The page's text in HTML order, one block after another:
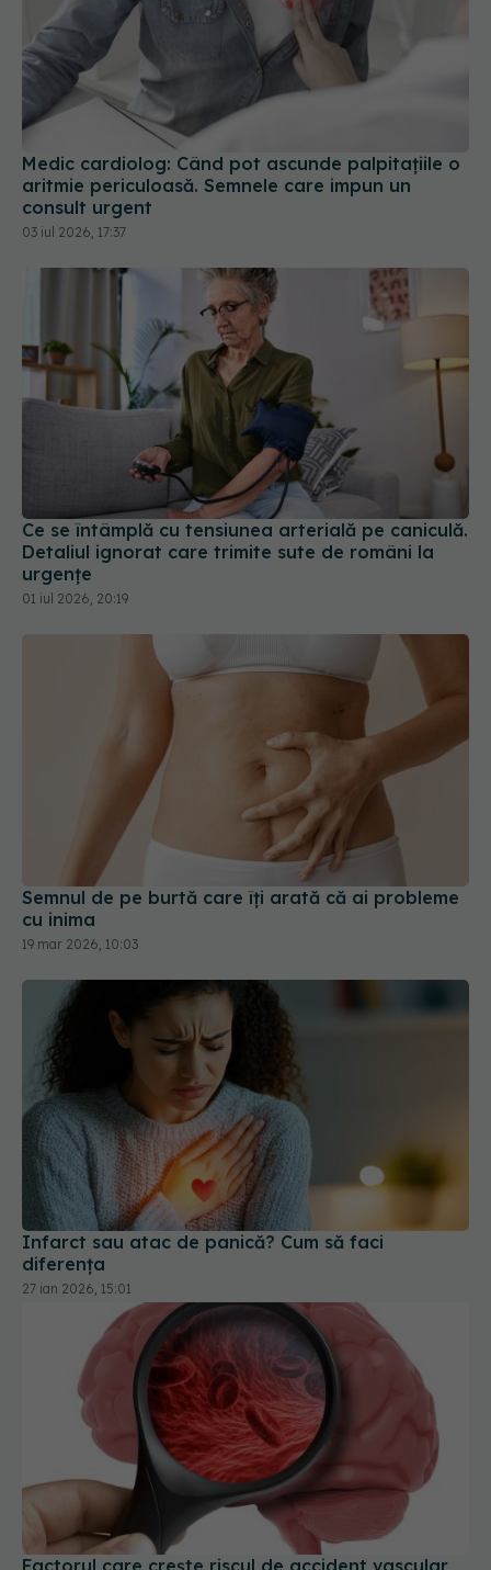
Medic cardiolog: Când pot ascunde palpitațiile o
aritmie periculoasă. Semnele care impun un
consult urgent
03 iul 2026, 17:37
Ce se întâmplă cu tensiunea arterială pe caniculă.
Detaliul ignorat care trimite sute de români la
01 iul 2026, 20:19
Semnul de pe burtă care îți arată că ai probleme
19 mar 2026, 10:03
Infarct sau atac de panică? Cum să faci
diferența
27 ian 2026, 15:01
Factorul care crește riscul de accident vascular
cu 65% chiar și la cei cu colesterol "normal"
12 mai 2026, 09:33